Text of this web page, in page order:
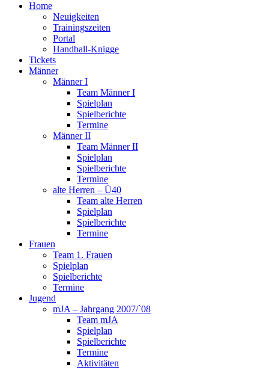
Home
Neuigkeiten
Trainingszeiten
Portal
Handball-Knigge
Tickets
Männer
Männer I
Team Männer I
Spielplan
Spielberichte
Termine
Männer II
Team Männer II
Spielplan
Spielberichte
Termine
alte Herren – Ü40
Team alte Herren
Spielplan
Spielberichte
Termine
Frauen
Team 1. Frauen
Spielplan
Spielberichte
Termine
Jugend
mJA – Jahrgang 2007/`08
Team mJA
Spielplan
Spielberichte
Termine
Aktivitäten